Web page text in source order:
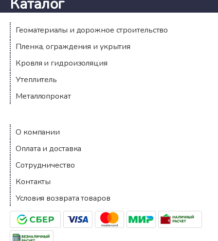
Каталог
Геоматериалы и дорожное строительство
Пленка, ограждения и укрытия
Кровля и гидроизоляция
Утеплитель
Металлопрокат
Компания
О компании
Оплата и доставка
Сотрудничество
Контакты
Условия возврата товаров